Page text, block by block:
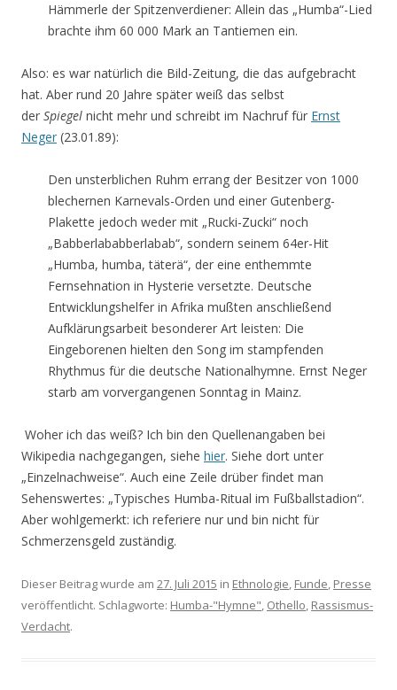
Hämmerle der Spitzenverdiener: Allein das „Humba“-Lied
brachte ihm 60 000 Mark an Tantiemen ein.
Also: es war natürlich die Bild-Zeitung, die das aufgebracht
hat. Aber rund 20 Jahre später weiß das selbst
der Spiegel nicht mehr und schreibt im Nachruf für Ernst
Neger (23.01.89):
Den unsterblichen Ruhm errang der Besitzer von 1000
blechernen Karnevals-Orden und einer Gutenberg-
Plakette jedoch weder mit „Rucki-Zucki“ noch
„Babberlababberlabab“, sondern seinem 64er-Hit
„Humba, humba, täterä“, der eine enthemmte
Fernsehnation in Hysterie versetzte. Deutsche
Entwicklungshelfer in Afrika mußten anschließend
Aufklärungsarbeit besonderer Art leisten: Die
Eingeborenen hielten den Song im stampfenden
Rhythmus für die deutsche Nationalhymne. Ernst Neger
starb am vorvergangenen Sonntag in Mainz.
Woher ich das weiß? Ich bin den Quellenangaben bei
Wikipedia nachgegangen, siehe hier. Siehe dort unter
„Einzelnachweise“. Auch eine Zeile drüber findet man
Sehenswertes: „Typisches Humba-Ritual im Fußballstadion“.
Aber wohlgemerkt: ich referiere nur und bin nicht für
Schmerzensgeld zuständig.
Dieser Beitrag wurde am 27. Juli 2015 in Ethnologie, Funde, Presse
veröffentlicht. Schlagworte: Humba-"Hymne", Othello, Rassismus-
Verdacht.